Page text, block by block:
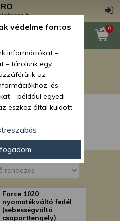
0
alkatrészek
alkatrészek
V hajtáslánc
alkatrészek
Force 1020
nyomatékváltó fedél
(sebességváltó
csoporttengely)
védelme fontos
információkat –
– tárolunk egy
az
és
– például egyedi
eszköz által küldött
hirdetések és
hirdetés- és
nézettségi adatok
termékek
a termékek
pontos geolokációs
információkat